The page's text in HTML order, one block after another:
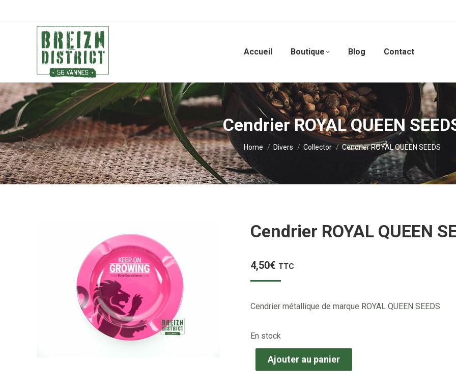
Accueil Boutique Blog Contact
Cendrier ROYAL QUEEN
You are here:
Home Divers Collector Cendrier ROYAL QUEEN SEEDS
Cendrier ROYAL QUEEN
4,50€ TTC
Cendrier métallique de marque ROYAL QUEEN SEEDS
En stock
Ajouter au panier